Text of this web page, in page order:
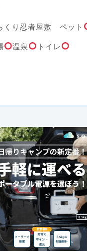
くり忍者屋敷 ペット
温泉 トイレ